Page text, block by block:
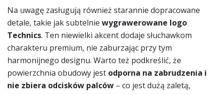
Na uwagę zasługują również starannie dopracowane
detale, takie jak subtelnie wygrawerowane logo
Technics. Ten niewielki akcent dodaje słuchawkom
charakteru premium, nie zaburzając przy tym
harmonijnego designu. Warto też podkreślić, że
powierzchnia obudowy jest odporna na zabrudzenia i
nie zbiera odcisków palców – co jest dużą zaletą,